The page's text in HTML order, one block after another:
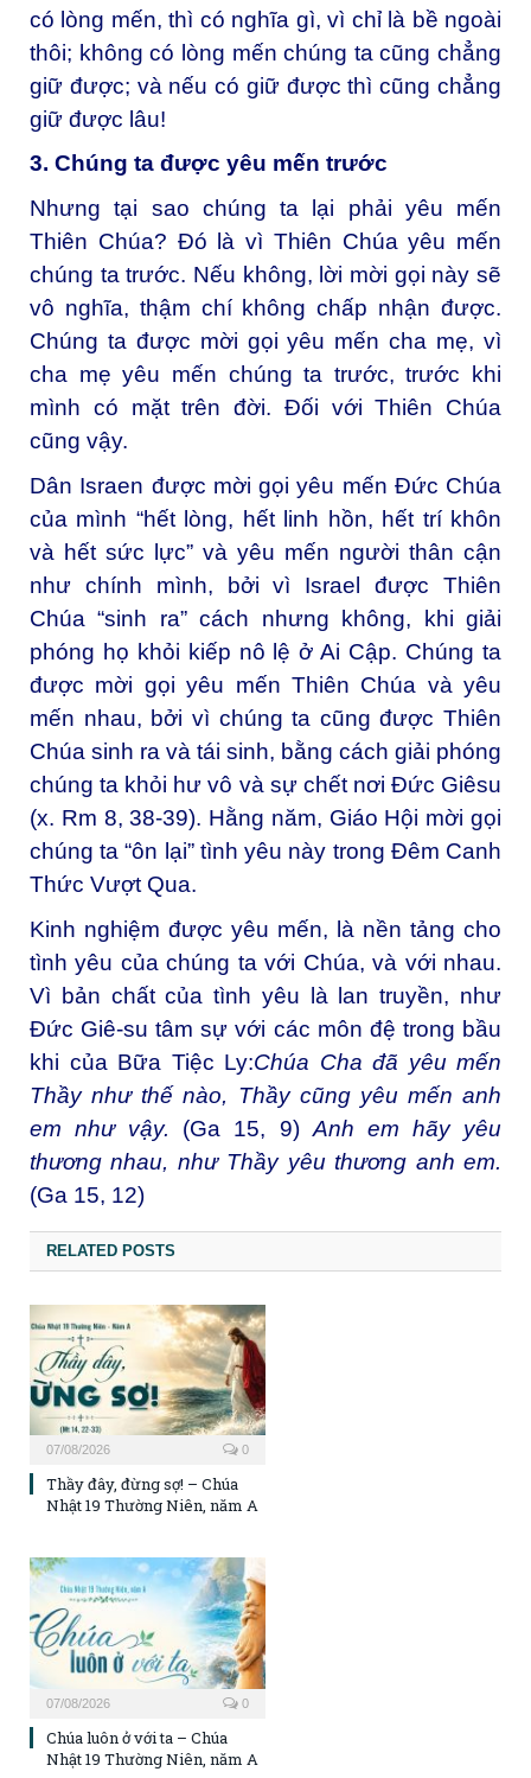
có lòng mến, thì có nghĩa gì, vì chỉ là bề ngoài
thôi; không có lòng mến chúng ta cũng chẳng
giữ được; và nếu có giữ được thì cũng chẳng
giữ được lâu!
3. Chúng ta được yêu mến trước
Nhưng tại sao chúng ta lại phải yêu mến
Thiên Chúa? Đó là vì Thiên Chúa yêu mến
chúng ta trước. Nếu không, lời mời gọi này sẽ
vô nghĩa, thậm chí không chấp nhận được.
Chúng ta được mời gọi yêu mến cha mẹ, vì
cha mẹ yêu mến chúng ta trước, trước khi
mình có mặt trên đời. Đối với Thiên Chúa
cũng vậy.
Dân Israen được mời gọi yêu mến Đức Chúa
của mình “hết lòng, hết linh hồn, hết trí khôn
và hết sức lực” và yêu mến người thân cận
như chính mình, bởi vì Israel được Thiên
Chúa “sinh ra” cách nhưng không, khi giải
phóng họ khỏi kiếp nô lệ ở Ai Cập. Chúng ta
được mời gọi yêu mến Thiên Chúa và yêu
mến nhau, bởi vì chúng ta cũng được Thiên
Chúa sinh ra và tái sinh, bằng cách giải phóng
chúng ta khỏi hư vô và sự chết nơi Đức Giêsu
(x. Rm 8, 38-39). Hằng năm, Giáo Hội mời gọi
chúng ta “ôn lại” tình yêu này trong Đêm Canh
Thức Vượt Qua.
Kinh nghiệm được yêu mến, là nền tảng cho
tình yêu của chúng ta với Chúa, và với nhau.
Vì bản chất của tình yêu là lan truyền, như
Đức Giê-su tâm sự với các môn đệ trong bầu
khi của Bữa Tiệc Ly:Chúa Cha đã yêu mến
Thầy như thế nào, Thầy cũng yêu mến anh
em như vậy. (Ga 15, 9) Anh em hãy yêu
thương nhau, như Thầy yêu thương anh em.
(Ga 15, 12)
RELATED POSTS
07/08/2026 0
Thầy đây, đừng sợ! – Chúa
Nhật 19 Thường Niên, năm A
07/08/2026 0
Chúa luôn ở với ta – Chúa
Nhật 19 Thường Niên, năm A